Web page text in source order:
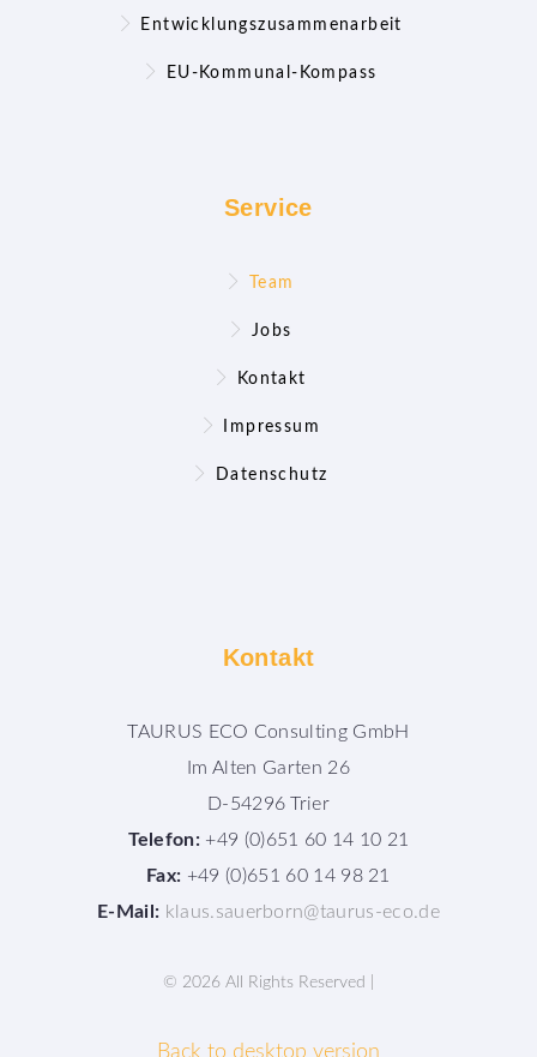
Entwicklungszusammenarbeit
EU-Kommunal-Kompass
Service
Team
Jobs
Kontakt
Impressum
Datenschutz
Kontakt
TAURUS ECO Consulting GmbH
Im Alten Garten 26
D-54296 Trier
Telefon: +49 (0)651 60 14 10 21
Fax: +49 (0)651 60 14 98 21
E-Mail: klaus.sauerborn@taurus-eco.de
© 2026 All Rights Reserved |
Back to desktop version